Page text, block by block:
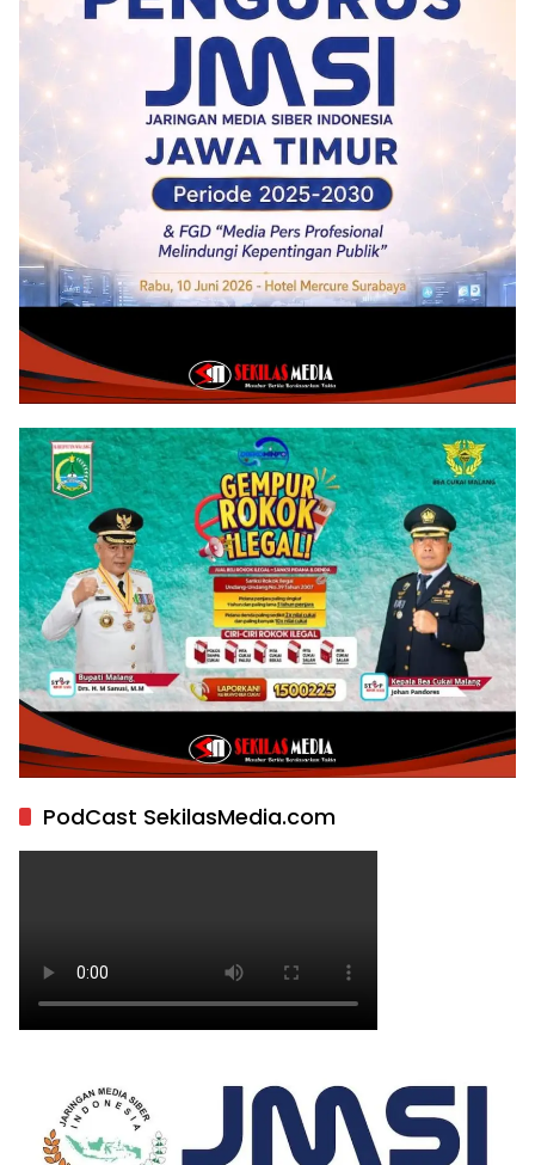
PodCast SekilasMedia.com